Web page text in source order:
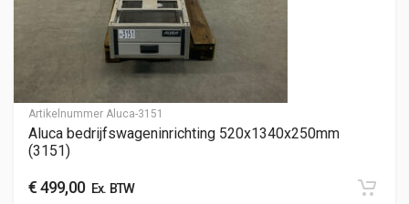
Artikelnummer Aluca-3151
Aluca bedrijfswageninrichting 520x1340x250mm
(3151)
€499,00Ex. BTW